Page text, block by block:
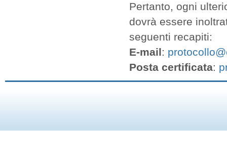
Pertanto, ogni
dovrà essere
seguenti recapiti:
E-mail:
Posta certificata: